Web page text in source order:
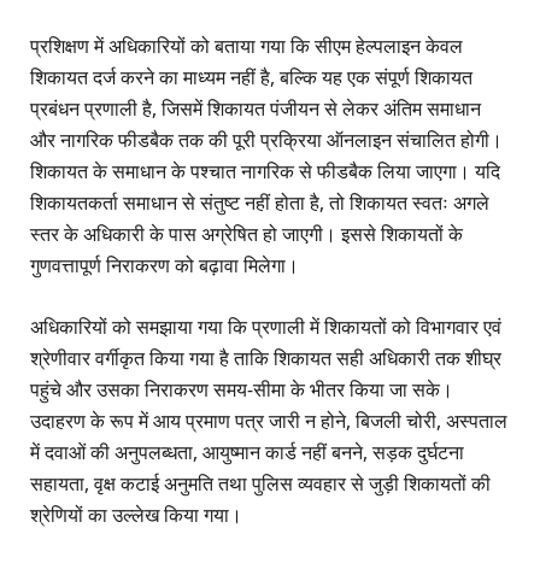
प्रशिक्षण में अधिकारियों को बताया गया कि सीएम हेल्पलाइन केवल
शिकायत दर्ज करने का माध्यम नहीं है, बल्कि यह एक संपूर्ण शिकायत
प्रबंधन प्रणाली है, जिसमें शिकायत पंजीयन से लेकर अंतिम समाधान
और नागरिक फीडबैक तक की पूरी प्रक्रिया ऑनलाइन संचालित होगी।
शिकायत के समाधान के पश्चात नागरिक से फीडबैक लिया जाएगा। यदि
शिकायतकर्ता समाधान से संतुष्ट नहीं होता है, तो शिकायत स्वतः अगले
स्तर के अधिकारी के पास अग्रेषित हो जाएगी। इससे शिकायतों के
गुणवत्तापूर्ण निराकरण को बढ़ावा मिलेगा।
अधिकारियों को समझाया गया कि प्रणाली में शिकायतों को विभागवार एवं
श्रेणीवार वर्गीकृत किया गया है ताकि शिकायत सही अधिकारी तक शीघ्र
पहुंचे और उसका निराकरण समय-सीमा के भीतर किया जा सके।
उदाहरण के रूप में आय प्रमाण पत्र जारी न होने, बिजली चोरी, अस्पताल
में दवाओं की अनुपलब्धता, आयुष्मान कार्ड नहीं बनने, सड़क दुर्घटना
सहायता, वृक्ष कटाई अनुमति तथा पुलिस व्यवहार से जुड़ी शिकायतों की
श्रेणियों का उल्लेख किया गया।